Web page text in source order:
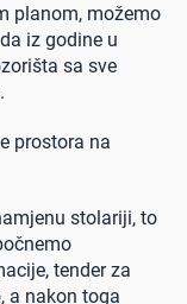
planom, možemo
iz godine u
sa sve
prostora na
stolariji, to
tender za
a nakon toga